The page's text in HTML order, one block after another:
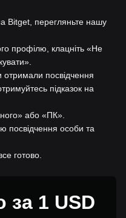
Bitget, перегляньте нашу
профілю, клацніть «Не
отримали посвідчення
підказок на
або «ПК».
посвідчення особи та
готово.
за 1 USD